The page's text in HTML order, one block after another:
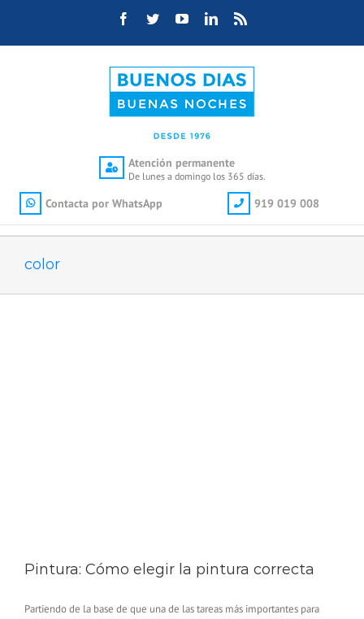
Facebook
TwitterYouTubeLinkedIn
Atención permanente
De lunes a domingo los 365 días.
Contacta por WhatsApp 919 019 008
color
Pintura: Cómo elegir la pintura correcta
Partiendo de la base de que una de las tareas más importantes para